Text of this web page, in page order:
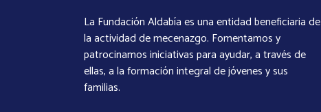
La Fundación Aldabía es una entidad beneficiaria de
la actividad de mecenazgo. Fomentamos y
patrocinamos iniciativas para ayudar, a través de
ellas, a la formación integral de jóvenes y sus
familias.